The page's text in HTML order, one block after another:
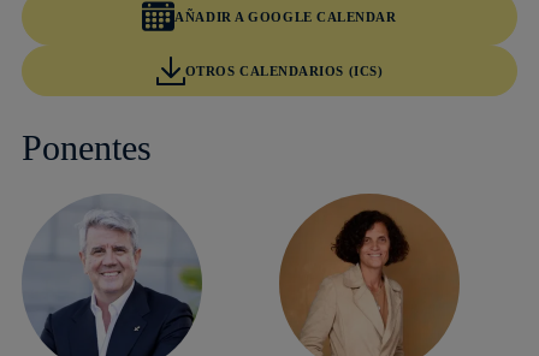
AÑADIR A GOOGLE CALENDAR
OTROS CALENDARIOS (ICS)
Ponentes